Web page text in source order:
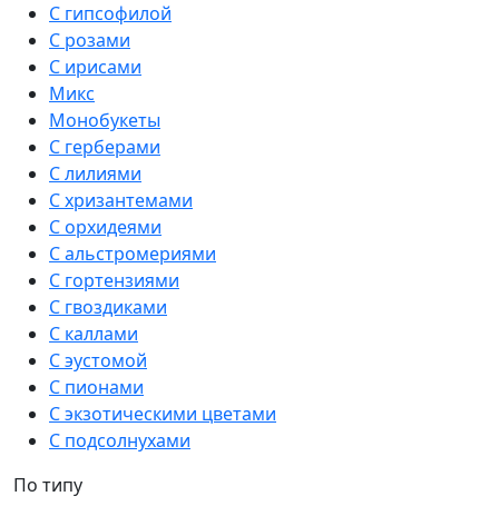
С гипсофилой
С розами
С ирисами
Микс
Монобукеты
С герберами
С лилиями
С хризантемами
С орхидеями
С альстромериями
С гортензиями
С гвоздиками
С каллами
С эустомой
С пионами
С экзотическими цветами
С подсолнухами
По типу